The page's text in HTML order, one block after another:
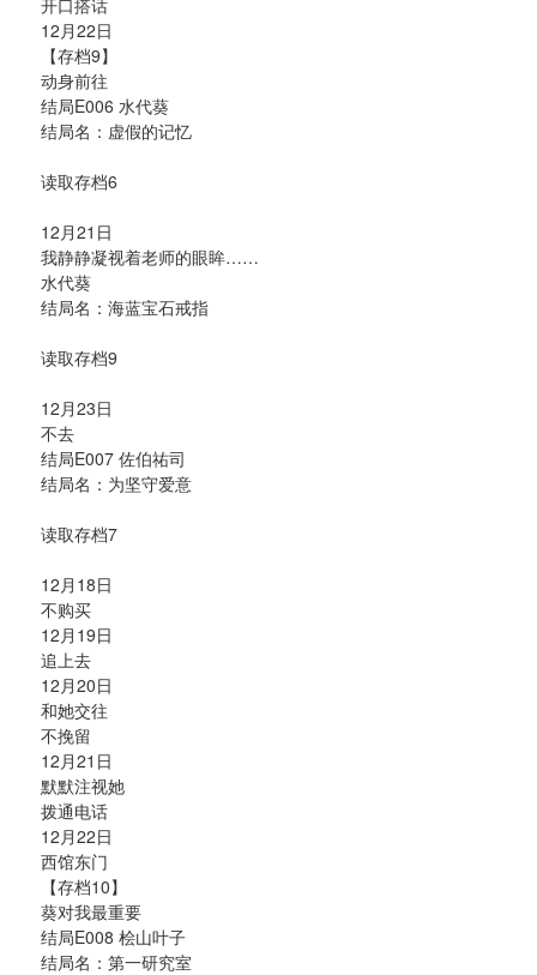
12月22日
【存档9】
动身前往
结局E006 水代葵
结局名：虚假的记忆
读取存档6
12月21日
我静静凝视着老师的眼眸……
水代葵
结局名：海蓝宝石戒指
读取存档9
12月23日
不去
结局E007 佐伯祐司
结局名：为坚守爱意
读取存档7
12月18日
不购买
12月19日
追上去
12月20日
和她交往
不挽留
12月21日
默默注视她
拨通电话
12月22日
西馆东门
【存档10】
葵对我最重要
结局E008 桧山叶子
结局名：第一研究室